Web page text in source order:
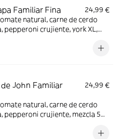
Familiar Fina
24,99 €
natural, carne de cerdo
pepperoni crujiente, york XL,
John Familiar
24,99 €
natural, carne de cerdo
pepperoni crujiente, mezcla 5
y un toque de especias italianas.